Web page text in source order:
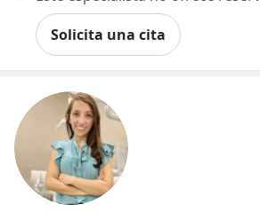
Solicita una cita